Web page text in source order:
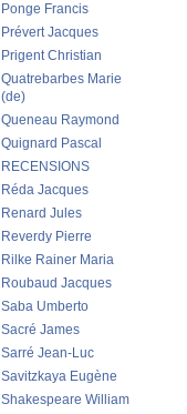
Ponge Francis
Prévert Jacques
Prigent Christian
Quatrebarbes Marie
(de)
Queneau Raymond
Quignard Pascal
RECENSIONS
Réda Jacques
Renard Jules
Reverdy Pierre
Rilke Rainer Maria
Roubaud Jacques
Saba Umberto
Sacré James
Sarré Jean-Luc
Savitzkaya Eugène
Shakespeare William